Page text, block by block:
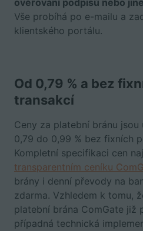
ověřování podpisů nebo
Vše probíhá po e-mailu a
klientského portálu.
Od 0,79 % a bez
transakcí
Ceny za platební bránu
0,79 do 0,99 % bez fixních
Kompletní specifikaci cen
transparentním ceníku
brány i denní převody na
zdarma. Vzhledem k tomu,
platební brána ComGate již
případná technická